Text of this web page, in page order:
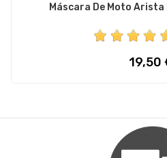
Máscara De Moto Arista
Precio
19,50